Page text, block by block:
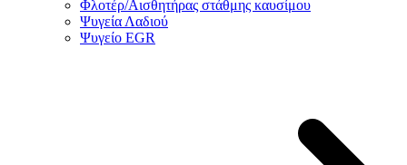
Φλοτέρ/Αισθητήρας στάθμης καυσίμου
Ψυγεία Λαδιού
Ψυγείο EGR